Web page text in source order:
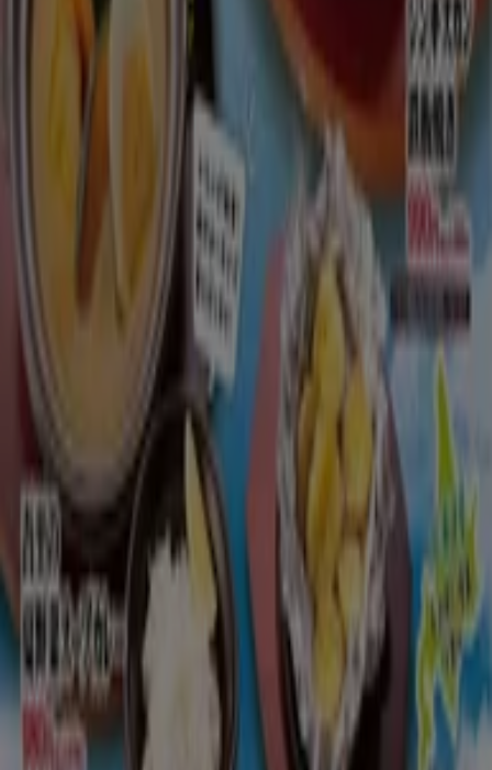
-4 日数
8/10 日まで有効 千代田区
とりあえず吾平
7月１５日～北の味覚が満載！夏の北海道フェ
8/31 日まで有効 千代田区
広告